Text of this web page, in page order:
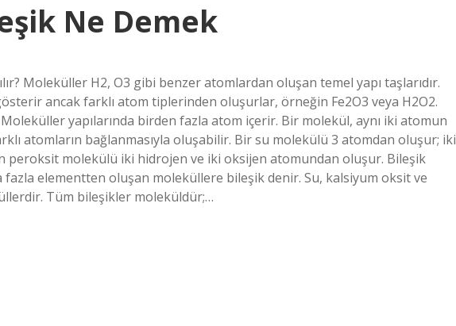
Ne Demek
Moleküller H2, O3 gibi benzer atomlardan oluşan temel yapı taşlarıdır.
ancak farklı atom tiplerinden oluşurlar, örneğin Fe2O3 veya H2O2.
yapılarında birden fazla atom içerir. Bir molekül, aynı iki atomun
atomların bağlanmasıyla oluşabilir. Bir su molekülü 3 atomdan oluşur; iki
peroksit molekülü iki hidrojen ve iki oksijen atomundan oluşur. Bileşik
elementten oluşan moleküllere bileşik denir. Su, kalsiyum oksit ve
Tüm bileşikler moleküldür;…